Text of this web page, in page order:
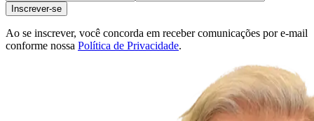
Inscrever-se
Ao se inscrever, você concorda em receber comunicações por e-mail
conforme nossa Política de Privacidade.